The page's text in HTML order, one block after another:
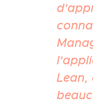
Lean,